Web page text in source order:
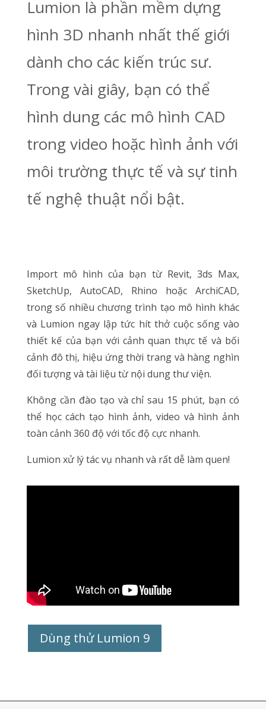
Lumion là phần mềm dựng
hình 3D nhanh nhất thế giới
dành cho các kiến ​​trúc sư.
Trong vài giây, bạn có thể
hình dung các mô hình CAD
trong video hoặc hình ảnh với
môi trường thực tế và sự tinh
tế nghệ thuật nổi bật.
Import mô hình của bạn từ Revit, 3ds Max,
SketchUp, AutoCAD, Rhino hoặc ArchiCAD,
trong số nhiều chương trình tạo mô hình khác
và Lumion ngay lập tức hít thở cuộc sống vào
thiết kế của bạn với cảnh quan thực tế và bối
cảnh đô thị, hiệu ứng thời trang và hàng nghìn
đối tượng và tài liệu từ nội dung thư viện.
Không cần đào tạo và chỉ sau 15 phút, bạn có
thể học cách tạo hình ảnh, video và hình ảnh
toàn cảnh 360 độ với tốc độ cực nhanh.
Lumion xử lý tác vụ nhanh và rất dễ làm quen!
Dùng thử Lumion 9